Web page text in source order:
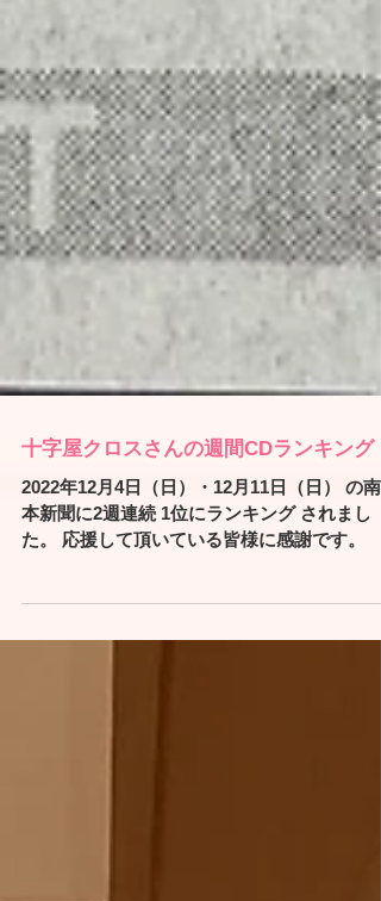
十字屋クロスさんの週間CDランキング
2022年12月4日（日）・12月11日（日） の南
本新聞に2週連続 1位にランキング されまし